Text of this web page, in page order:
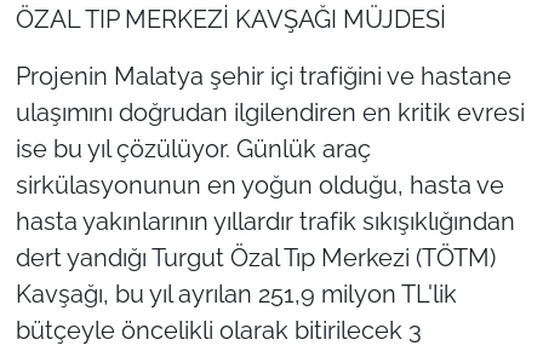
ÖZAL TIP MERKEZİ KAVŞAĞI MÜJDESİ
Projenin Malatya şehir içi trafiğini ve hastane
ulaşımını doğrudan ilgilendiren en kritik evresi
ise bu yıl çözülüyor. Günlük araç
sirkülasyonunun en yoğun olduğu, hasta ve
hasta yakınlarının yıllardır trafik sıkışıklığından
dert yandığı Turgut Özal Tıp Merkezi (TÖTM)
Kavşağı, bu yıl ayrılan 251,9 milyon TL'lik
bütçeyle öncelikli olarak bitirilecek 3